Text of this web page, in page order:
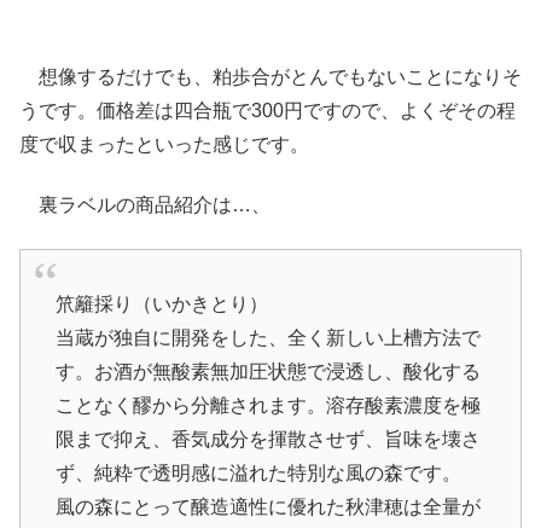
想像するだけでも、粕歩合がとんでもないことになりそ
うです。価格差は四合瓶で300円ですので、よくぞその程
度で収まったといった感じです。
裏ラベルの商品紹介は…、
笊籬採り（いかきとり）
当蔵が独自に開発をした、全く新しい上槽方法で
す。お酒が無酸素無加圧状態で浸透し、酸化する
ことなく醪から分離されます。溶存酸素濃度を極
限まで抑え、香気成分を揮散させず、旨味を壊さ
ず、純粋で透明感に溢れた特別な風の森です。
風の森にとって醸造適性に優れた秋津穂は全量が